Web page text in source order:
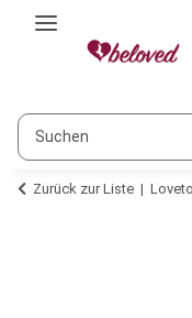
Zurück zur Liste